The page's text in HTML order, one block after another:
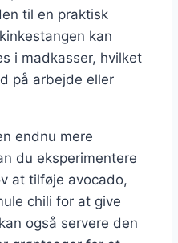
til en praktisk
kan
i madkasser, hvilket
på arbejde eller
endnu mere
du eksperimentere
at tilføje avocado,
chili for at give
også servere den